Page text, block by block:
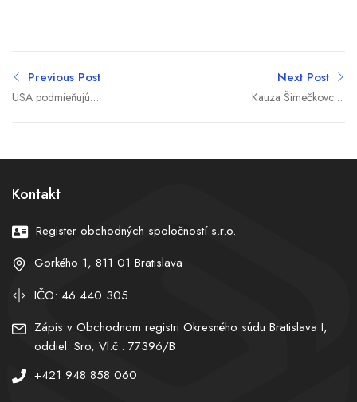
Previous Post
USA podmieňujú
Next Post
Kauza Šimečkovcov
Kontakt
Register obchodných spoločností s.r.o.
Gorkého 1, 811 01 Bratislava
IČO: 46 440 305
Zápis v Obchodnom registri Okresného súdu Bratislava I,
oddiel: Sro, Vl.č.: 77396/B
+421 948 858 060